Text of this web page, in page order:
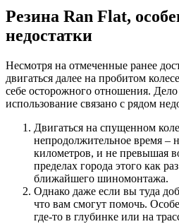
Резина Ran Flat,
недостатки
Несмотря на отмеченные ранее
двигаться далее на пробитом
себе осторожного отношения.
использование связано с рядом
Двигаться на спущенном
непродолжительное время –
километров, и не превышая
пределах города этого как
ближайшего шиномонтажа.
Однако даже если вы туда
что вам смогут помочь.
где-то в глубинке или на